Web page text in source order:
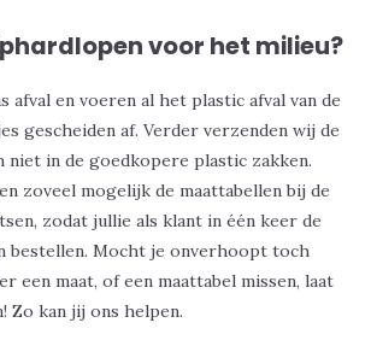
voor het milieu?
afval en voeren al het plastic afval van de
gescheiden af. Verder verzenden wij de
niet in de goedkopere plastic zakken.
zoveel mogelijk de maattabellen bij de
zodat jullie als klant in één keer de
bestellen. Mocht je onverhoopt toch
een maat, of een maattabel missen, laat
Zo kan jij ons helpen.